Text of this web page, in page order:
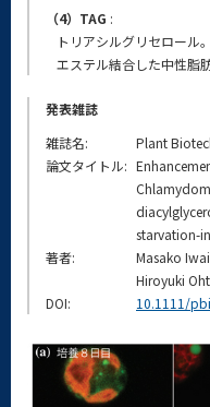
（4）TAG :
トリアシルグリセロール
エステル結合した中性脂
発表雑誌
雑誌名:
Plant
論文タイトル:
starvation-
著者:
Masako
Hiroyuki
DOI:
10.1111/